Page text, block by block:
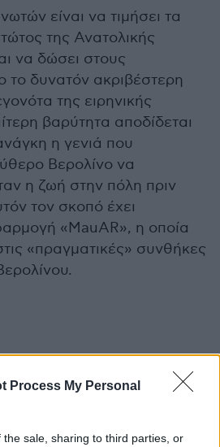
Process My Personal
sale, sharing to third parties, or
είναι να τιμήσει τα
της Ανατολικής
να δώσει στους
το δυνατόν ακριβέστερη
της ειρηνικής
βαρύτητα αποδίδεται
η γενιά που
Βερολίνο να
η ζωή στην πόλη πριν
τον σκοπό έχει
«MauAR», η οποία
«πραγματικές» συνθήκες